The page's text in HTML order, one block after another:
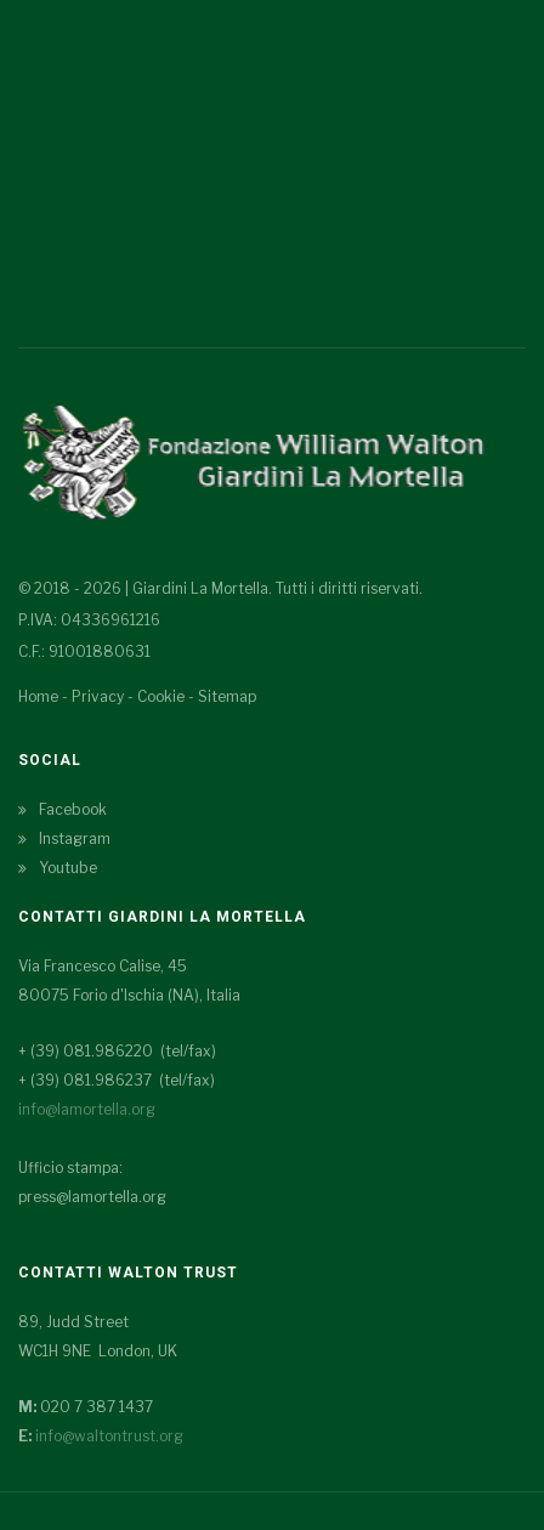
© 2018 - 2026 | Giardini La Mortella. Tutti i diritti riservati.
P.IVA: 04336961216
C.F.: 91001880631
Home - Privacy - Cookie - Sitemap
SOCIAL
Facebook
Instagram
Youtube
CONTATTI GIARDINI LA MORTELLA
Via Francesco Calise, 45
80075 Forio d'Ischia (NA), Italia
+ (39) 081.986220 (tel/fax)
+ (39) 081.986237 (tel/fax)
info@lamortella.org
Ufficio stampa:
press@lamortella.org
CONTATTI WALTON TRUST
89, Judd Street
WC1H 9NE London, UK
M: 020 7 387 1437
E: info@waltontrust.org